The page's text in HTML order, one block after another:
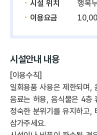
시설 위치
행복
이용요금
시설안내 내용
[이용수칙]
일회용품 사용은 제한되며
음료는 허용, 음식물은 4층
정숙한 분위기를 유지하고,
삼가주세요.